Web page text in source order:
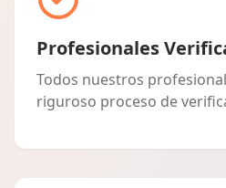
Profesionales
Todos nuestros
riguroso proceso de